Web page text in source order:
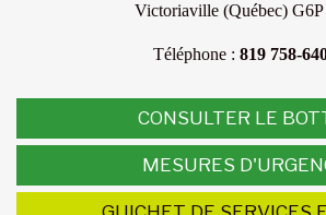
Victoriaville (Québec)
Téléphone : 819 758-
CONSULTER LE
MESURES